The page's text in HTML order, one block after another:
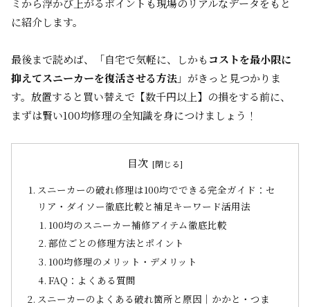
ミから浮かび上がるポイントも現場のリアルなデータをもと
に紹介します。
最後まで読めば、「自宅で気軽に、しかも コストを最小限に
抑えてスニーカーを復活させる方法」がきっと見つかりま
す。放置すると買い替えで【数千円以上】の損をする前に、
まずは賢い100均修理の全知識を身につけましょう！
目次
スニーカーの破れ修理は100均でできる完全ガイド：セ
リア・ダイソー徹底比較と補足キーワード活用法
100均のスニーカー補修アイテム徹底比較
部位ごとの修理方法とポイント
100均修理のメリット・デメリット
FAQ：よくある質問
スニーカーのよくある破れ箇所と原因｜かかと・つま